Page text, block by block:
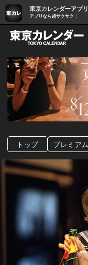
東京カレンダーアプリ
アプリなら超サクサク！
トップ プレミアム